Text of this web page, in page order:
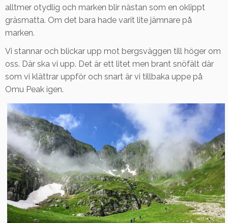
alltmer otydlig och marken blir nästan som en oklippt
gräsmatta. Om det bara hade varit lite jämnare på
marken.
Vi stannar och blickar upp mot bergsväggen till höger om
oss. Där ska vi upp. Det är ett litet men brant snöfält där
som vi klättrar uppför och snart är vi tillbaka uppe på
Omu Peak igen.